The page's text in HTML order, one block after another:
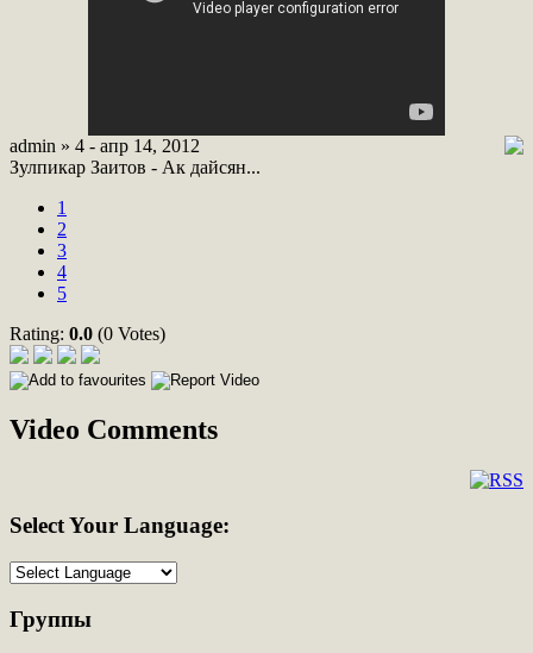
admin » 4 - апр 14, 2012
Зулпикар Заитов - Ак дайсян...
1
2
3
4
5
Rating: 0.0 (0 Votes)
Video Comments
SelectYour Language:
Группы